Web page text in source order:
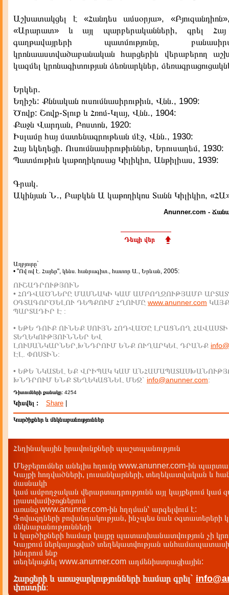
Աշխատակցել է «Հանդես ամսօրյա»,
«Արարատ» և այլ պարբերականների, գրել Հայ
գաղթավայրերի պատմությունը,
կրոնաաստվածաբանական հարցերին վերաբերող
կազմել կրոնագիտության ձեռնարկներ,
Երկեր.
Եղիշե: Քննական ուսումնասիրութիւն, Վնն., 1909:
Ծովք: Շովք-Տլուք և Հռոմ-Կլայ, Վնն., 1904:
Քաջն Վարդան, Բոստոն, 1920:
Իսլամը հայ մատենագրութեան մէջ, Վնն., 1930:
Հայ եկեղեցի. Ուսումնասիրութիւններ, Երուսաղեմ, 1930:
Պատմութիւն կաթողիկոսաց Կիլիկիո, Անթիլիաս, 1939:
Գրակ.
Ակինյան Ն., Բաբկեն Ա կաթողիկոս Տանն Կիլիկիո,
Anunner.com -
Դեպի վեր
Աղբյուրը`
• "Ով ով է. Հայեր", կենս. հանրագիտ., հատոր Ա., Երևան, 2005:
ՈՒՇԱԴՐՈՒԹՅՈՒՆ
• ՀՈԴՎԱԾՆԵՐԸ ՄԱՍՆԱԿԻ ԿԱՄ ԱՄԲՈՂՋՈՒԹՅԱՄԲ
ՕԳՏԱԳՈՐԾԵԼՈՒ ԴԵՊՔՈՒՄ ՀՂՈՒՄԸ www.anunner.com
ՊԱՐՏԱԴԻՐ Է :
• ԵԹԵ ԴՈՒՔ ՈՒՆԵՔ ՍՈՒՅՆ ՀՈԴՎԱԾԸ ԼՐԱՑՆՈՂ ՀԱՎԱՍՏԻ
ՏԵՂԵԿՈՒԹՅՈՒՆՆԵՐ ԵՎ
ԼՈՒՍԱՆԿԱՐՆԵՐ,ԽՆԴՐՈՒՄ ԵՆՔ ՈՒՂԱՐԿԵԼ ԴՐԱՆՔ
ԷԼ. ՓՈՍՏԻՆ:
• ԵԹԵ ՆԿԱՏԵԼ ԵՔ ՎՐԻՊԱԿ ԿԱՄ
ԽՆԴՐՈՒՄ ԵՆՔ ՏԵՂԵԿԱՑՆԵԼ ՄԵԶ` info@anunner.com:
Դիտումների քանակը: 4254
Կիսվել : Share
Կարծիքներ և մեկնաբանություններ
Հեղինակային իրավունքների պաշտպանություն
Մեջբերումներ անելիս հղումը www.anunner.com-ին
Կայքի հոդվածների, լուսանկարների, տեղեկատվական և
մասնակի
կամ ամբողջական վերարտադրությունն այլ կայքերում կամ
լրատվամիջոցներում
առանց www.anunner.com-ին հղղման՝ արգելվում է:
Գովազդների բովանդակության, ինչպես նաև օգտատերերի
մեկնաբանությունների
և կարծիքների համար կայքը պատասխանատվություն չի
Կայքում ներկայացված տեղեկատվության
խնդրում ենք
տեղեկացնել www.anunner.com ադմենիստրացիային:
Հարցերի և առաջարկությունների համար գրել`
փոստին: